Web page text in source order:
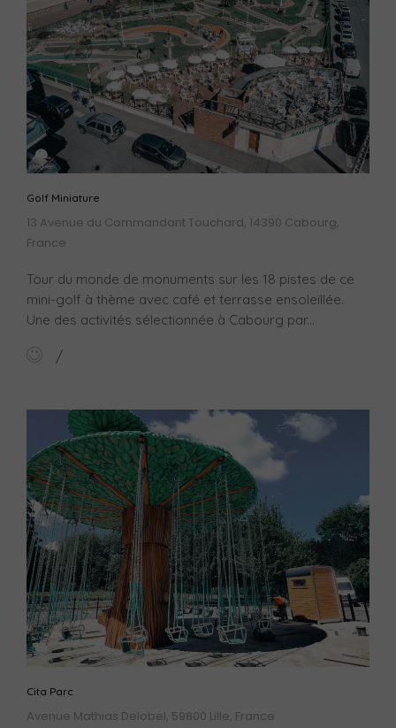
Golf Miniature
13 Avenue du Commandant Touchard, 14390 Cabourg,
France
Tour du monde de monuments sur les 18 pistes de ce
mini-golf à thème avec café et terrasse ensoleillée.
Une des activités sélectionnée à Cabourg par...
Cita Parc
Avenue Mathias Delobel, 59800 Lille, France